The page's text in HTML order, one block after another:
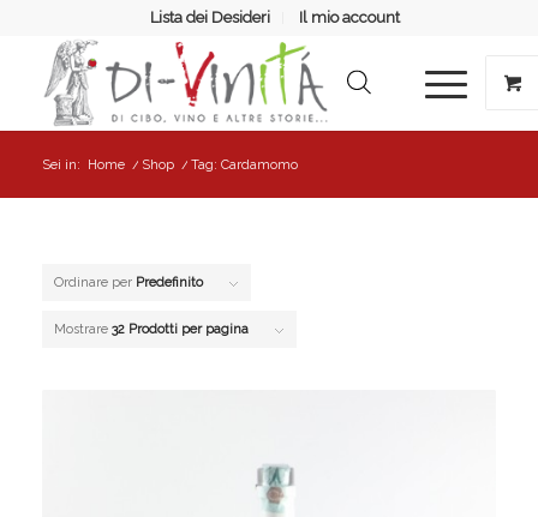
Lista dei Desideri Il mio account
Sei in: Home / Shop / Tag: Cardamomo
Ordinare per Predefinito
Mostrare 32 Prodotti per pagina